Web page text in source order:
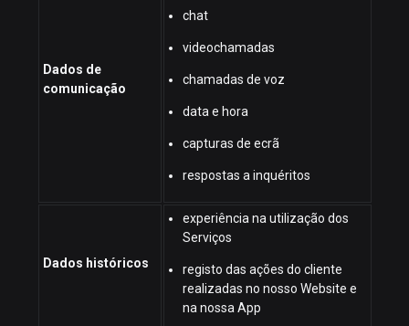
Dados de
comunicação
chat
videochamadas
chamadas de voz
data e hora
capturas de ecrã
respostas a inquéritos
Dados históricos
experiência na utilização dos
Serviços
registo das ações do cliente
realizadas no nosso Website e
na nossa App